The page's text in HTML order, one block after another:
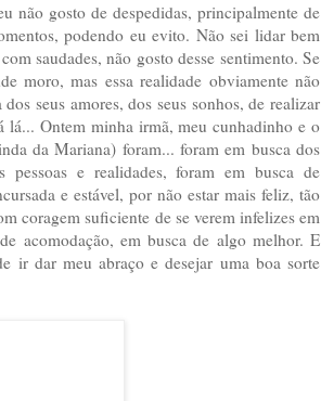
não gosto de despedidas, principalmente de
podendo eu evito. Não sei lidar bem
saudades, não gosto desse sentimento. Se
moro, mas essa realidade obviamente não
seus amores, dos seus sonhos, de realizar
lá... Ontem minha irmã, meu cunhadinho e o
da Mariana) foram... foram em busca dos
pessoas e realidades, foram em busca de
e estável, por não estar mais feliz, tão
coragem suficiente de se verem infelizes em
acomodação, em busca de algo melhor. E
ir dar meu abraço e desejar uma boa sorte